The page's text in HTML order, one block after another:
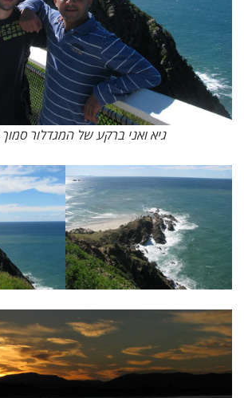
גיא ואני ברקע של המגדלור סמוך